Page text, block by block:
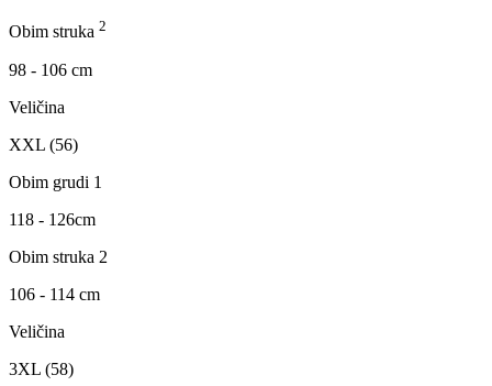
Obim struka 2
98 - 106 cm
Veličina
XXL (56)
Obim grudi 1
118 - 126cm
Obim struka 2
106 - 114 cm
Veličina
3XL (58)